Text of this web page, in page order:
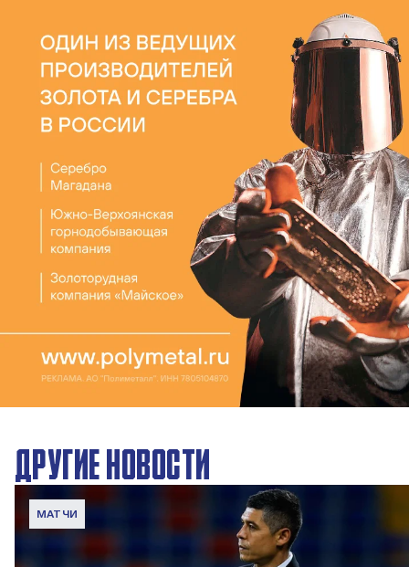
ДРУГИЕ НОВОСТИ
МАТЧИ